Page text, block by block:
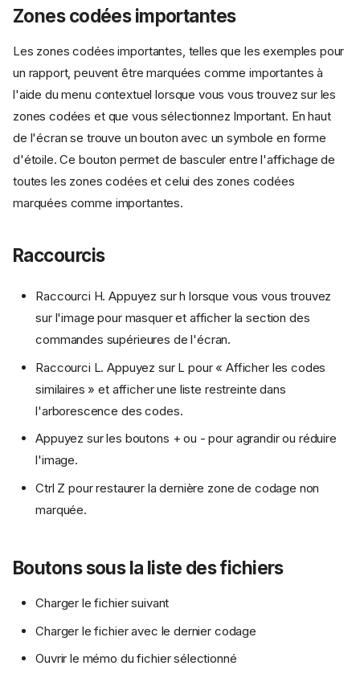
Zones codées importantes
Les zones codées importantes, telles que les exemples pour
un rapport, peuvent être marquées comme importantes à
l'aide du menu contextuel lorsque vous vous trouvez sur les
zones codées et que vous sélectionnez Important. En haut
de l'écran se trouve un bouton avec un symbole en forme
d'étoile. Ce bouton permet de basculer entre l'affichage de
toutes les zones codées et celui des zones codées
marquées comme importantes.
Raccourcis
Raccourci H. Appuyez sur h lorsque vous vous trouvez
sur l'image pour masquer et afficher la section des
commandes supérieures de l'écran.
Raccourci L. Appuyez sur L pour « Afficher les codes
similaires » et afficher une liste restreinte dans
l'arborescence des codes.
Appuyez sur les boutons + ou - pour agrandir ou réduire
l'image.
Ctrl Z pour restaurer la dernière zone de codage non
marquée.
Boutons sous la liste des fichiers
Charger le fichier suivant
Charger le fichier avec le dernier codage
Ouvrir le mémo du fichier sélectionné